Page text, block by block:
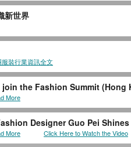
新世界
裝行業資訊全文
join the Fashion Summit (Hong
More
Designer Guo Pei Shines
More Click Here to Watch the Video